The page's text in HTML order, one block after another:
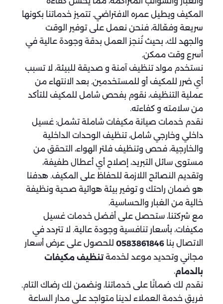
المكيف ويطيل عمره الافتراضي. تتميز خدماتنا بكونها
سريعة وفعّالة، فنحن نعمل على توفير الوقت
والجهد لك، بحيث نُنجز العمل بدقة وجودة عالية في
أسرع وقت ممكن.
نستخدم مواد تنظيف آمنة و صديقة للبيئة، لا تسبب
أي ضرر للمكيف أو للمستخدمين. بعد الانتهاء من
عملية التنظيف، نقوم بفحص شامل للمكيف للتأكد
من سلامته و كفاءته.
نقدم خدمات صيانة مكيفات شاملة تشمل: غسيل
داخلي وخارجي شامل، تنظيف الوحدات الداخلية
والخارجية، فحص وتنظيف فلتر الهواء، التحقق من
مستوى سائل التبريد، إصلاح أي أعطال طفيفة،
وتقديم النصائح اللازمة للحفاظ على المكيف. هدفنا
هو ضمان راحتك و توفير بيئة هوائية صحية ونظيفة
خالية من الغبار والحساسية.
مع شركتنا، ستحصل على أفضل خدمات غسيل
مكيفات، بأسعار تنافسية وجودة عالية. لا تتردد في
الاتصال بنا 0583861846 للحصول على عرض أسعار
مجاني وتحديد موعد لخدمة تنظيف مكيفات
بالدمام.
نقدم لك ضمانًا على خدماتنا، ونضمن لك رضاك التام.
فريق خدمة العملاء لدينا متواجد على مدار الساعة